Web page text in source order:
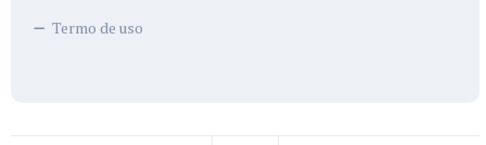
Termo de uso